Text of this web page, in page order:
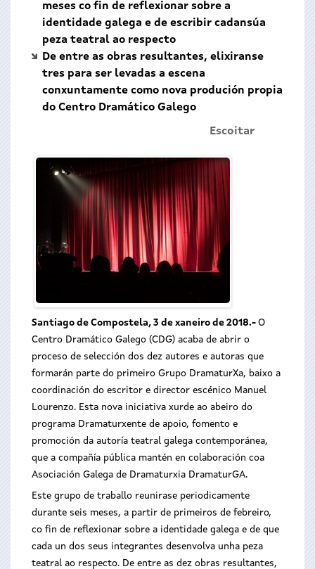
meses co fin de reflexionar sobre a
identidade galega e de escribir cadansúa
peza teatral ao respecto
De entre as obras resultantes, elixiranse
tres para ser levadas a escena
conxuntamente como nova produción propia
do Centro Dramático Galego
Escoitar
Santiago de Compostela, 3 de xaneiro de 2018.- O
Centro Dramático Galego (CDG) acaba de abrir o
proceso de selección dos dez autores e autoras que
formarán parte do primeiro Grupo DramaturXa, baixo a
coordinación do escritor e director escénico Manuel
Lourenzo. Esta nova iniciativa xurde ao abeiro do
programa Dramaturxente de apoio, fomento e
promoción da autoría teatral galega contemporánea,
que a compañía pública mantén en colaboración coa
Asociación Galega de Dramaturxia DramaturGA.
Este grupo de traballo reunirase periodicamente
durante seis meses, a partir de primeiros de febreiro,
co fin de reflexionar sobre a identidade galega e de que
cada un dos seus integrantes desenvolva unha peza
teatral ao respecto. De entre as dez obras resultantes,